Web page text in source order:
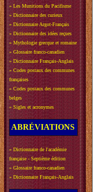
» Les Munitions du Pacifisme
» Dictionnaire des curieux
» Dictionnaire Argot-Français
» Dictionnaire des idées reçues
» Mythologie grecque et romaine
» Glossaire franco-canadien
» Dictionnaire Français-Anglais
» Codes postaux des communes
françaises
» Codes postaux des communes
belges
» Sigles et acronymes
ABRÉVIATIONS
» Dictionnaire de l'académie
française - Septième édition
» Glossaire franco-canadien
» Dictionnaire Français-Anglais